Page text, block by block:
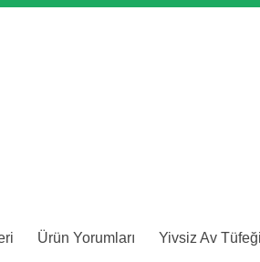
Ürün Yorumları Yivsiz Av